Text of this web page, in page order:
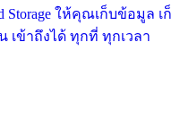
Storage ให้คุณเก็บข้อมูล เก็
เข้าถึงได้ ทุกที่ ทุกเวลา